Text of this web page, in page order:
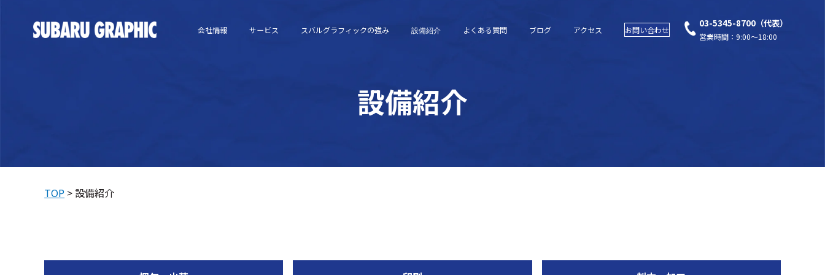
会社情報 サービス スバルグラフィックの強み 設備紹介 よくある質問 ブログ アクセス お問い合わせ
03-5345-8700（代表）
営業時間：9:00～18:00
設備紹介
TOP 設備紹介